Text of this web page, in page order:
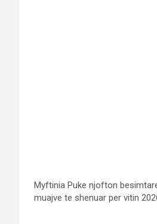
Myftinia Puke njofton
muajve te shenuar per vitin